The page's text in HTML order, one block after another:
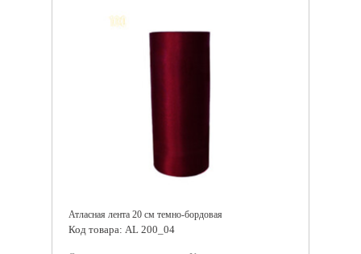
Атласная лента 20 см темно-бордовая
Код товара: AL 200_04